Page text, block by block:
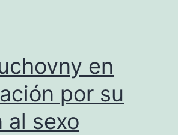
en
por su
al sexo